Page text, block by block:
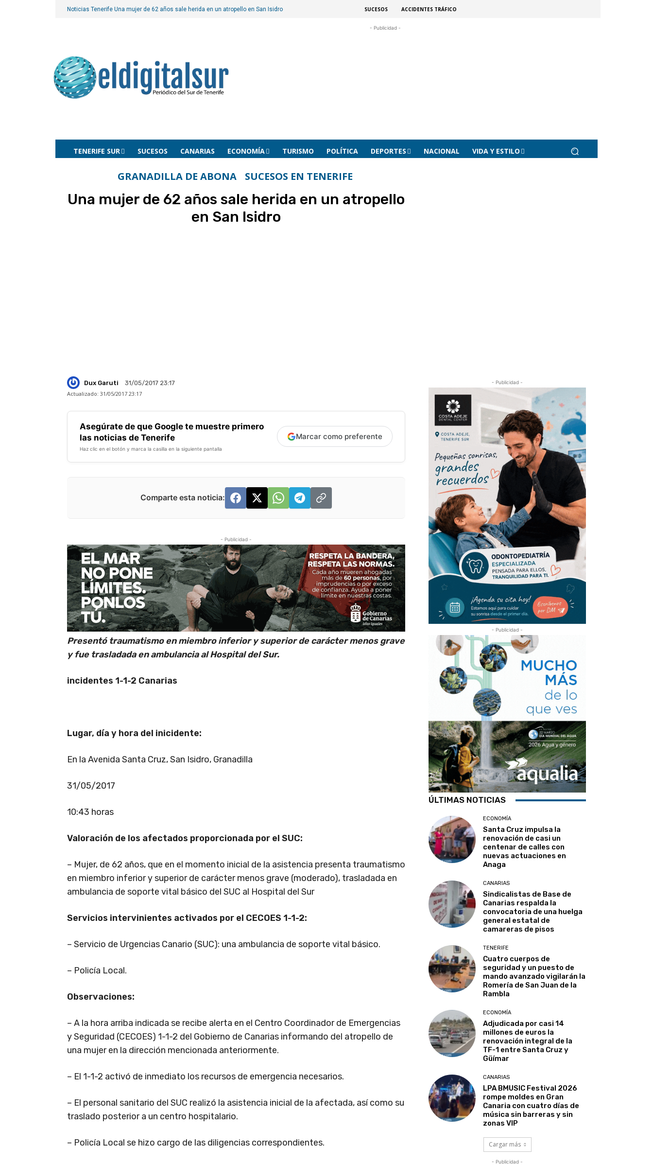
Noticias Tenerife Una mujer de 62 años sale herida en un atropello en San Isidro SUCESOS ACCIDENTES TRÁFICO
- Publicidad -
TENERIFE SUR SUCESOS CANARIAS ECONOMÍA TURISMO POLÍTICA DEPORTES NACIONAL VIDA Y ESTILO
GRANADILLA DE ABONA SUCESOS EN TENERIFE
Una mujer de 62 años sale herida en un atropello
en San Isidro
Dux Garuti
31/05/2017 23:17
Actualizado: 31/05/2017 23:17
Asegúrate de que Google te muestre primero
las noticias de Tenerife
Haz clic en el botón y marca la casilla en la siguiente pantalla
Marcar como preferente
Comparte esta noticia:
- Publicidad -
Presentó traumatismo en miembro inferior y superior de carácter menos grave
y fue trasladada en ambulancia al Hospital del Sur.
incidentes 1-1-2 Canarias
Lugar, día y hora del inicidente:
En la Avenida Santa Cruz, San Isidro, Granadilla
31/05/2017
10:43 horas
Valoración de los afectados proporcionada por el SUC:
– Mujer, de 62 años, que en el momento inicial de la asistencia presenta traumatismo
en miembro inferior y superior de carácter menos grave (moderado), trasladada en
ambulancia de soporte vital básico del SUC al Hospital del Sur
Servicios intervinientes activados por el CECOES 1-1-2:
– Servicio de Urgencias Canario (SUC): una ambulancia de soporte vital básico.
– Policía Local.
Observaciones:
– A la hora arriba indicada se recibe alerta en el Centro Coordinador de Emergencias
y Seguridad (CECOES) 1-1-2 del Gobierno de Canarias informando del atropello de
una mujer en la dirección mencionada anteriormente.
– El 1-1-2 activó de inmediato los recursos de emergencia necesarios.
– El personal sanitario del SUC realizó la asistencia inicial de la afectada, así como su
traslado posterior a un centro hospitalario.
– Policía Local se hizo cargo de las diligencias correspondientes.
- Publicidad -
- Publicidad -
ÚLTIMAS NOTICIAS
ECONOMÍA
Santa Cruz impulsa la
renovación de casi un
centenar de calles con
nuevas actuaciones en
Anaga
CANARIAS
Sindicalistas de Base de
Canarias respalda la
convocatoria de una huelga
general estatal de
camareras de pisos
TENERIFE
Cuatro cuerpos de
seguridad y un puesto de
mando avanzado vigilarán la
Romería de San Juan de la
Rambla
ECONOMÍA
Adjudicada por casi 14
millones de euros la
renovación integral de la
TF-1 entre Santa Cruz y
Güímar
CANARIAS
LPA BMUSIC Festival 2026
rompe moldes en Gran
Canaria con cuatro días de
música sin barreras y sin
zonas VIP
Cargar más
- Publicidad -